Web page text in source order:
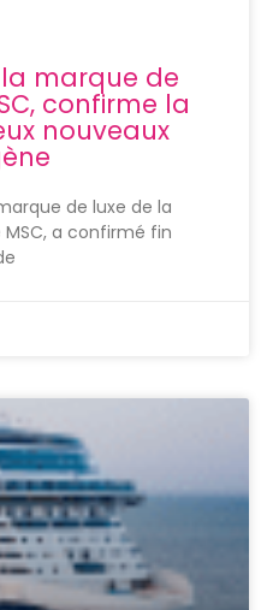
la marque de
confirme la
nouveaux
de luxe de la
a confirmé fin